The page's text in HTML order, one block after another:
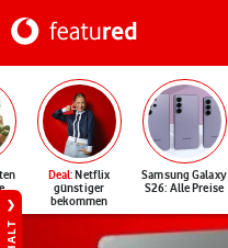
Deal: Netflix
günstiger
bekommen
Samsung Galaxy
S26: Alle Preise